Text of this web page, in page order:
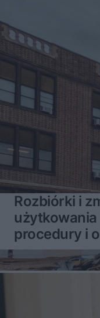
Rozbiórki i
procedury i